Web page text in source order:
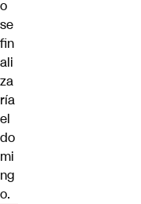
o
se
fin
ali
za
ría
el
do
mi
ng
o.